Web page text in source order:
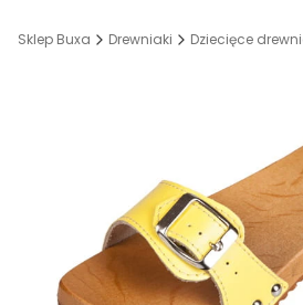
Sklep Buxa Drewniaki Dziecięce